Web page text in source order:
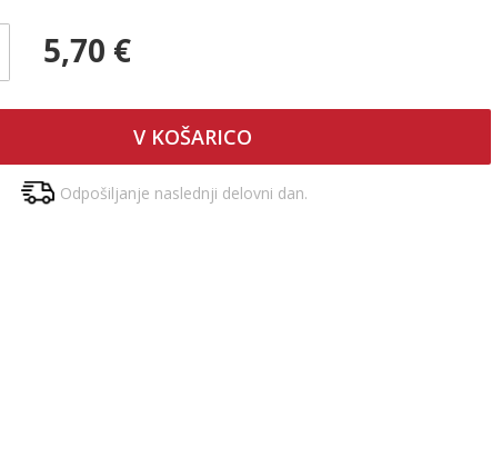
5,70 €
V KOŠARICO
Odpošiljanje naslednji delovni dan.